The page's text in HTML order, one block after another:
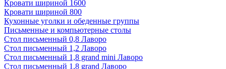
Кровати шириной 1600
Кровати шириной 800
Кухонные уголки и обеденные группы
Письменные и компьютерные столы
Стол письменный 0,8 Лаворо
Стол письменный 1,2 Лаворо
Стол письменный 1,8 grand mini Лаворо
Стол письменный 1,8 grand Лаворо